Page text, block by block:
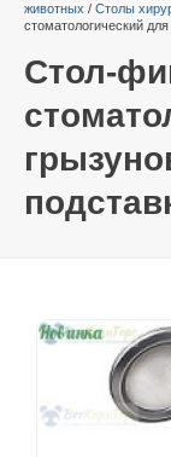
животных / Столы
стоматологический
Стол-